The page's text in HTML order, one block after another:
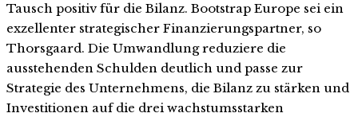
Tausch positiv für die Bilanz. Bootstrap Europe sei ein
exzellenter strategischer Finanzierungspartner, so
Thorsgaard. Die Umwandlung reduziere die
ausstehenden Schulden deutlich und passe zur
Strategie des Unternehmens, die Bilanz zu stärken und
Investitionen auf die drei wachstumsstarken